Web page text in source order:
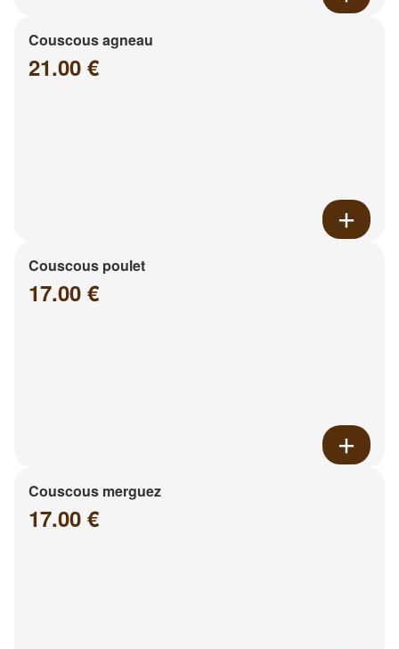
Couscous agneau
21.00 €
Couscous poulet
17.00 €
Couscous merguez
17.00 €